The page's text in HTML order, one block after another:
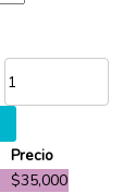
Precio
$35,000